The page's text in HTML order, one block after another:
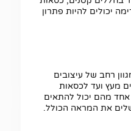
יכולים להיות פתרון
רחב של עיצובים
מעץ ועד לכסאות
אחד מהם יכול להתאים
את המראה הכולל.